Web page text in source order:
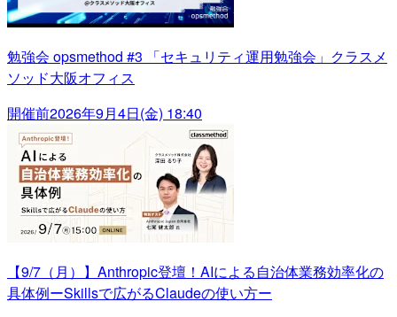
勉強会 opsmethod #3 「セキュリティ運用勉強会」クラスメ
ソッド大阪オフィス
開催前2026年9月4日(金) 18:40
【9/7（月）】Anthropic登壇！AIによる自治体業務効率化の
具体例ーSkillsで広がるClaudeの使い方ー